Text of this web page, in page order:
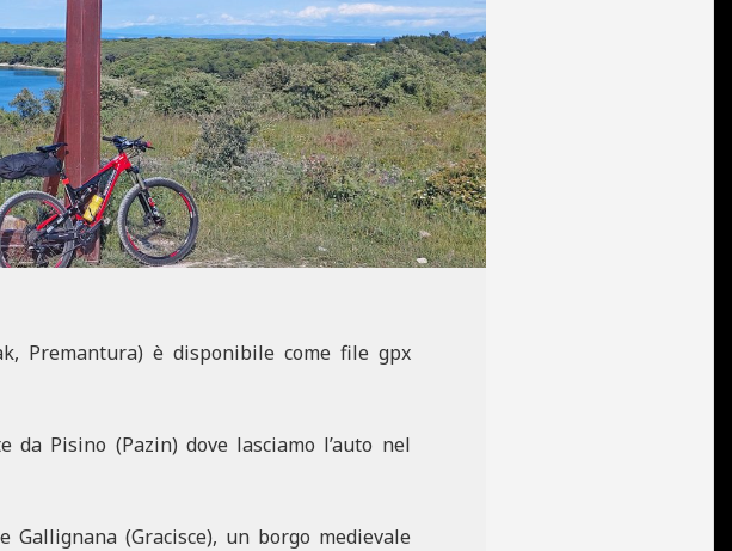
Premantura) è disponibile come file gpx
Pisino (Pazin) dove lasciamo l’auto nel
(Gracisce), un borgo medievale